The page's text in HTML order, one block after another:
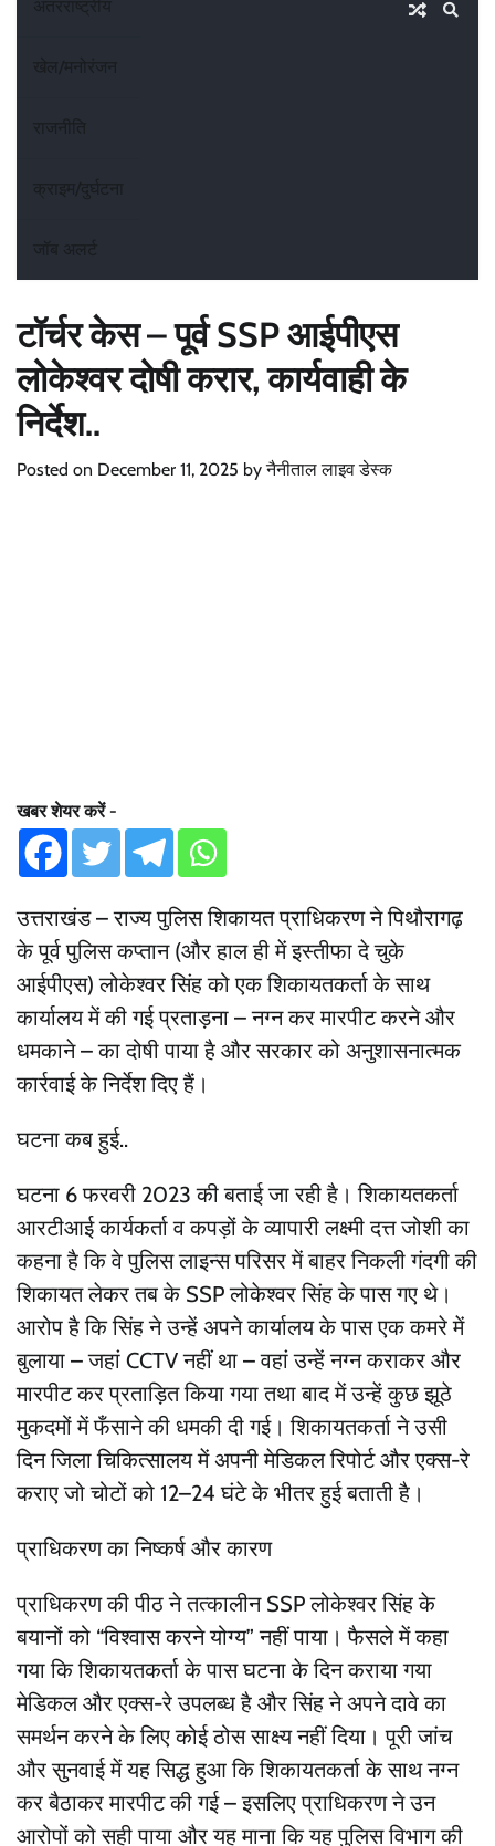
अंतरराष्ट्रीय
खेल/मनोरंजन
राजनीति
क्राइम/दुर्घटना
जॉब अलर्ट
टॉर्चर केस – पूर्व SSP आईपीएस
लोकेश्वर दोषी करार, कार्यवाही के
निर्देश..
Posted on December 11, 2025 byनैनीताल लाइव डेस्क
खबर शेयर करें -
उत्तराखंड – राज्य पुलिस शिकायत प्राधिकरण ने पिथौरागढ़
के पूर्व पुलिस कप्तान (और हाल ही में इस्तीफा दे चुके
आईपीएस) लोकेश्वर सिंह को एक शिकायतकर्ता के साथ
कार्यालय में की गई प्रताड़ना – नग्न कर मारपीट करने और
धमकाने – का दोषी पाया है और सरकार को अनुशासनात्मक
कार्रवाई के निर्देश दिए हैं।
घटना कब हुई..
घटना 6 फरवरी 2023 की बताई जा रही है। शिकायतकर्ता
आरटीआई कार्यकर्ता व कपड़ों के व्यापारी लक्ष्मी दत्त जोशी का
कहना है कि वे पुलिस लाइन्स परिसर में बाहर निकली गंदगी की
शिकायत लेकर तब के SSP लोकेश्वर सिंह के पास गए थे।
आरोप है कि सिंह ने उन्हें अपने कार्यालय के पास एक कमरे में
बुलाया – जहां CCTV नहीं था – वहां उन्हें नग्न कराकर और
मारपीट कर प्रताड़ित किया गया तथा बाद में उन्हें कुछ झूठे
मुकदमों में फँसाने की धमकी दी गई। शिकायतकर्ता ने उसी
दिन जिला चिकित्सालय में अपनी मेडिकल रिपोर्ट और एक्स-रे
कराए जो चोटों को 12–24 घंटे के भीतर हुई बताती है।
प्राधिकरण का निष्कर्ष और कारण
प्राधिकरण की पीठ ने तत्कालीन SSP लोकेश्वर सिंह के
बयानों को “विश्वास करने योग्य” नहीं पाया। फैसले में कहा
गया कि शिकायतकर्ता के पास घटना के दिन कराया गया
मेडिकल और एक्स-रे उपलब्ध है और सिंह ने अपने दावे का
समर्थन करने के लिए कोई ठोस साक्ष्य नहीं दिया। पूरी जांच
और सुनवाई में यह सिद्ध हुआ कि शिकायतकर्ता के साथ नग्न
कर बैठाकर मारपीट की गई – इसलिए प्राधिकरण ने उन
आरोपों को सही पाया और यह माना कि यह पुलिस विभाग की